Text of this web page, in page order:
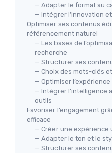
— Adapter le format au
— Intégrer l’innovation
Optimiser ses contenus
référencement naturel
— Les bases de
recherche
— Structurer ses
— Choix des mots-clés
— Optimiser
— Intégrer l’intelligence
outils
Favoriser l’engagement
efficace
— Créer une expérience
— Adapter le ton et le
— Structurer ses